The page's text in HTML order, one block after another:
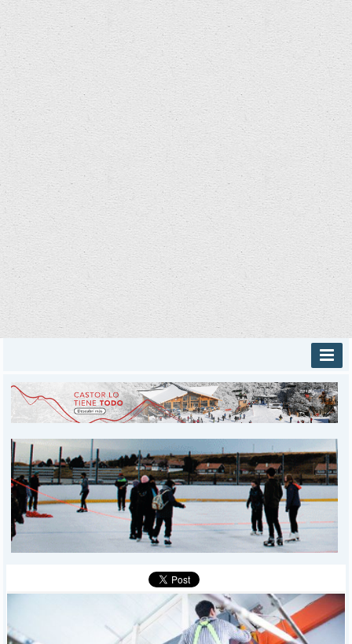
INICIO
PROVINCIALES
DEPORTES
POLICIALES
I-DIARIO
MÁS
BÚSQUEDA